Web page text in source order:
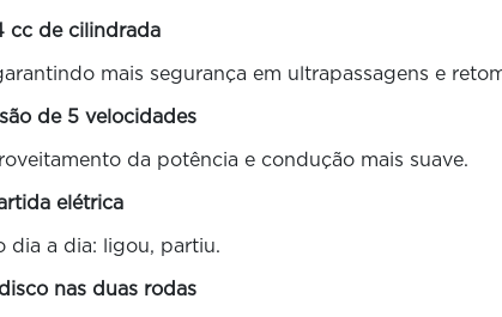
cc de cilindrada
mais segurança em ultrapassagens e
de 5 velocidades
da potência e condução mais suave.
elétrica
dia a dia: ligou, partiu.
nas duas rodas